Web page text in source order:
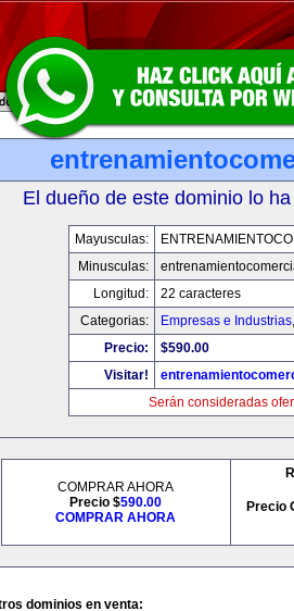
El dueño de este dominio lo
Mayusculas:
Minusculas:
Longitud:
22 caracteres
Categorias:
Empresas e Industrias
Precio:
$590.00
Visitar!
Serán consideradas
COMPRAR AHORA
Precio $590.00
COMPRAR AHORA
Precio
dominios en venta: